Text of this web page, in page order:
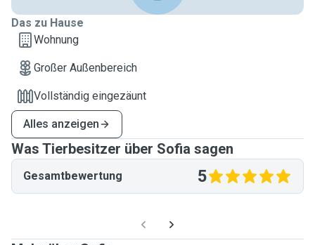
Das zu Hause
Wohnung
Großer Außenbereich
Vollständig eingezäunt
Alles anzeigen
Was Tierbesitzer über Sofia sagen
Gesamtbewertung 5